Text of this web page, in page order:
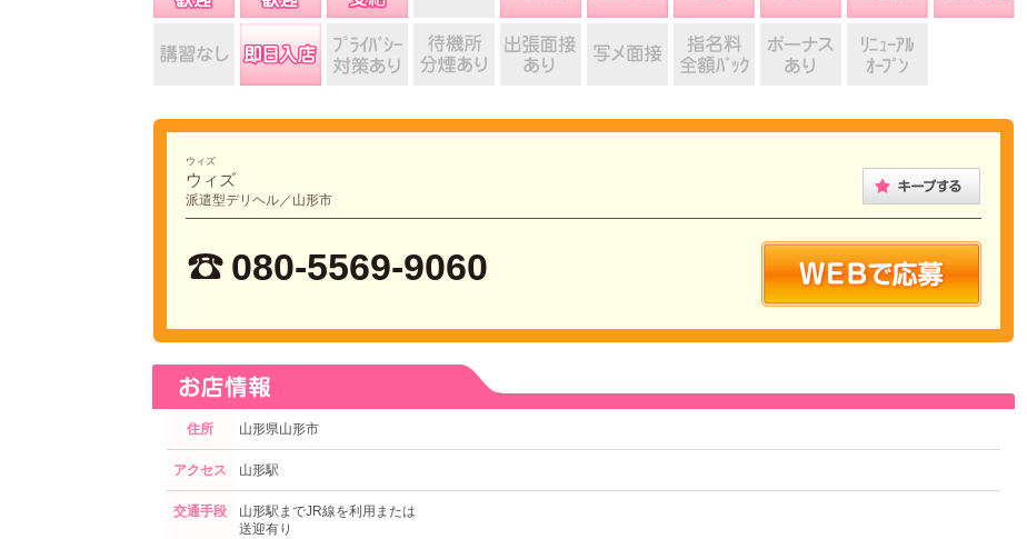
ウィズ
ウィズ
派遣型デリヘル／山形市
080-5569-9060
住所 山形県山形市
アクセス 山形駅
交通手段
山形駅までJR線を利用または
送迎有り